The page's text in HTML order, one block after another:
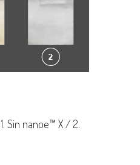
1. Sin nanoe™ X / 2.